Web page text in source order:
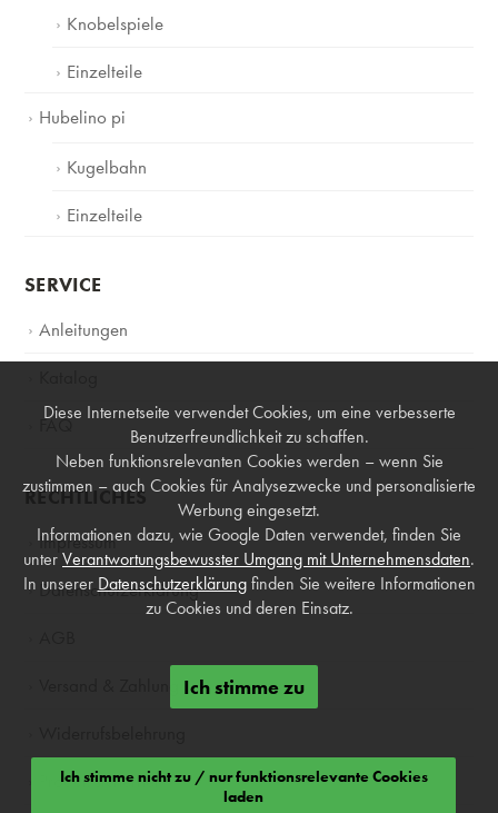
Knobelspiele
Einzelteile
Hubelino pi
Kugelbahn
Einzelteile
SERVICE
Anleitungen
FAQ
RECHTLICHES
Impressum
Datenschutzerklärung
Produktsicherheit
Diese Internetseite verwendet Cookies, um eine verbesserte
Benutzerfreundlichkeit zu schaffen.
Neben funktionsrelevanten Cookies werden – wenn Sie
zustimmen – auch Cookies für Analysezwecke und personalisierte
Werbung eingesetzt.
Informationen dazu, wie Google Daten verwendet, finden Sie
unterVerantwortungsbewusster Umgang mit Unternehmensdaten.
In unserer Datenschutzerklärungfinden Sie weitere Informationen
zu Cookies und deren Einsatz.
Ich stimme zu
Ich stimme nicht zu / nur funktionsrelevante Cookies
laden